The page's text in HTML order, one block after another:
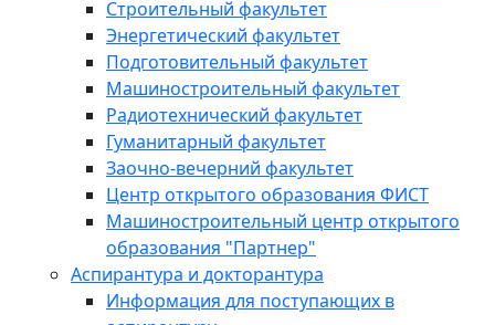
Строительный факультет
Энергетический факультет
Подготовительный факультет
Машиностроительный факультет
Радиотехнический факультет
Гуманитарный факультет
Заочно-вечерний факультет
Центр открытого образования ФИСТ
Машиностроительный центр открытого
образования "Партнер"
Аспирантура и докторантура
Информация для поступающих в